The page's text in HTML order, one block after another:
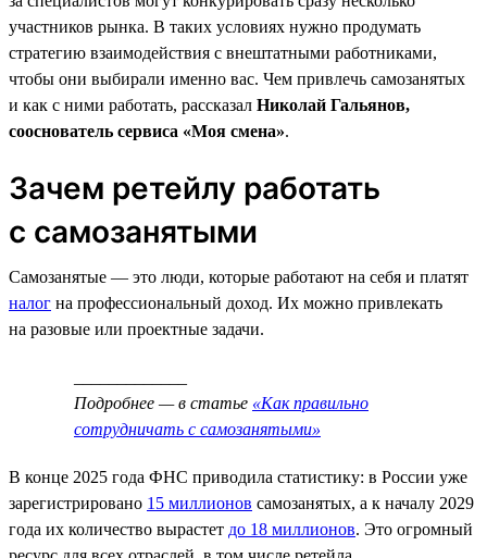
участников рынка. В таких условиях нужно продумать
стратегию взаимодействия с внештатными работниками,
чтобы они выбирали именно вас. Чем привлечь самозанятых
и как с ними работать, рассказал Николай Гальянов,
сооснователь сервиса «Моя смена».
Зачем ретейлу работать
с самозанятыми
Самозанятые — это люди, которые работают на себя и платят
налог на профессиональный доход. Их можно привлекать
на разовые или проектные задачи.
Подробнее — в статье «Как правильно
сотрудничать с самозанятыми»
В конце 2025 года ФНС приводила статистику: в России уже
зарегистрировано 15 миллионов самозанятых, а к началу 2029
года их количество вырастет до 18 миллионов. Это огромный